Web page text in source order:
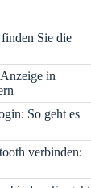
Sie die
in
So geht es
verbinden: